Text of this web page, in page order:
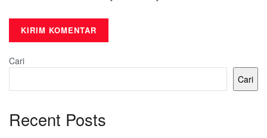
Cari
Cari
Recent Posts